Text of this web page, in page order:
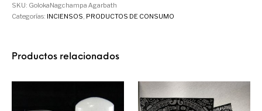
SKU: GolokaNagchampa Agarbath
Categorías: INCIENSOS, PRODUCTOS DE CONSUMO
Productos relacionados